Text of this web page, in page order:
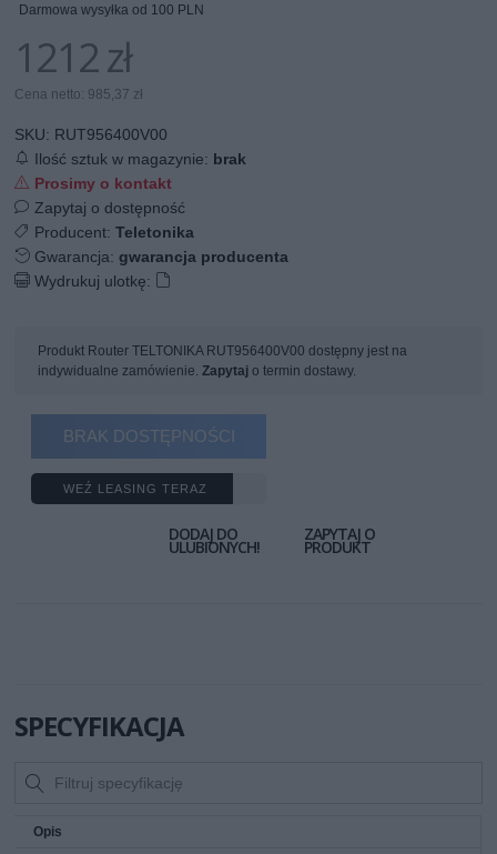
Darmowa wysyłka od 100 PLN
1212 zł
Cena netto: 985,37 zł
SKU: RUT956400V00
Ilość sztuk w magazynie: brak
Prosimy o kontakt
Zapytaj o dostępność
Producent:Teletonika
Gwarancja:gwarancja producenta
Wydrukuj ulotkę:
Produkt Router TELTONIKA RUT956400V00 dostępny jest na
indywidualne zamówienie.Zapytaj o termin dostawy.
BRAK DOSTĘPNOŚCI
WEŹ LEASING TERAZ
DODAJ DO
ULUBIONYCH!
ZAPYTAJ O
PRODUKT
SPECYFIKACJA
Opis